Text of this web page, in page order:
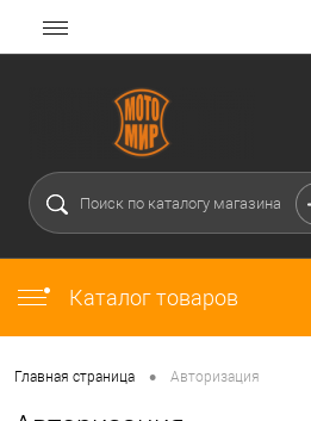
Каталог товаров
Главная страница • Авторизация